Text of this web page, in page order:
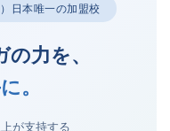
日本唯一の加盟校
力を、
。
が支持する